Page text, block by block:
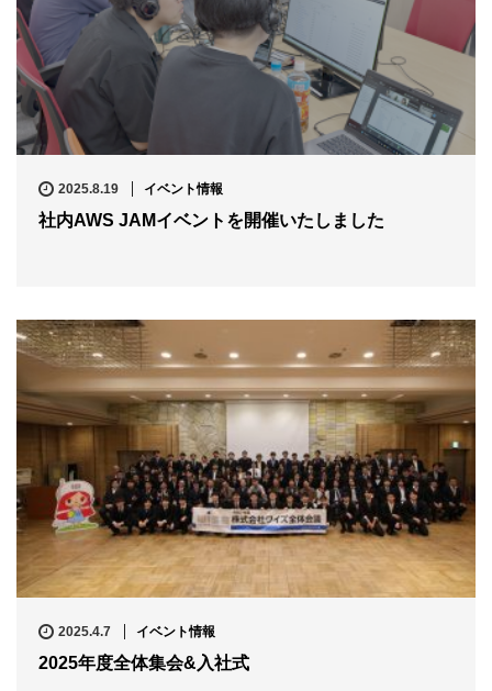
2025.8.19 イベント情報
社内AWS JAMイベントを開催いたしました
2025.4.7 イベント情報
2025年度全体集会&入社式